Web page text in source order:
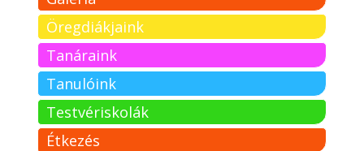
Öregdiákjaink
Tanáraink
Tanulóink
Testvériskolák
Étkezés